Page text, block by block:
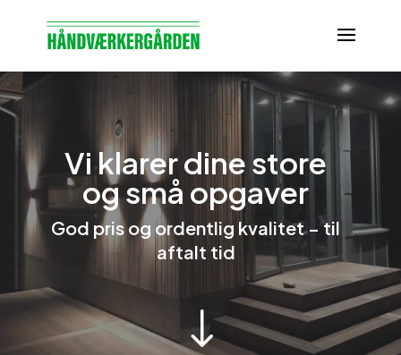
Vi klarer dine store
og små opgaver
God pris og ordentlig kvalitet – til
aftalt tid
"